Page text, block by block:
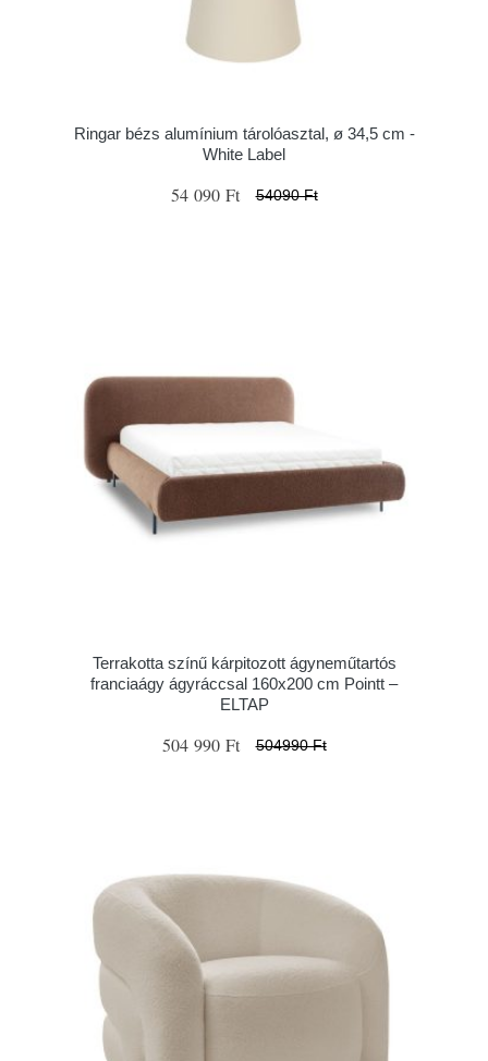
Ringar bézs alumínium tárolóasztal, ø 34,5 cm -
White Label
54 090 Ft 54090 Ft
Terrakotta színű kárpitozott ágyneműtartós
franciaágy ágyráccsal 160x200 cm Pointt –
ELTAP
504 990 Ft 504990 Ft